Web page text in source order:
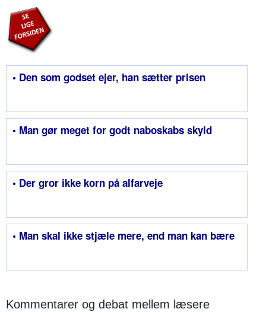
• Den som godset ejer, han sætter prisen
• Man gør meget for godt naboskabs skyld
• Der gror ikke korn på alfarveje
• Man skal ikke stjæle mere, end man kan bære
Kommentarer og debat mellem læsere